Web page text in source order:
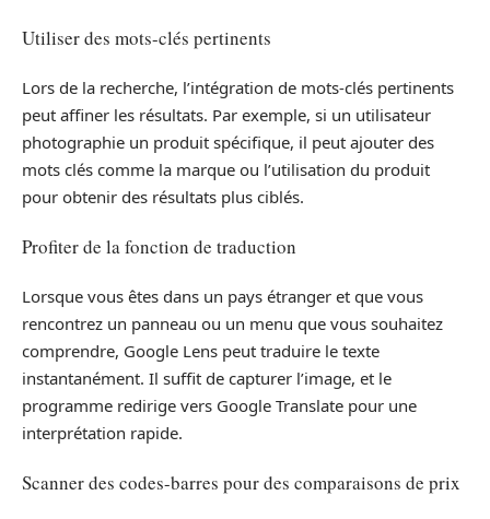
Utiliser des mots-clés pertinents
Lors de la recherche, l’intégration de mots-clés pertinents
peut affiner les résultats. Par exemple, si un utilisateur
photographie un produit spécifique, il peut ajouter des
mots clés comme la marque ou l’utilisation du produit
pour obtenir des résultats plus ciblés.
Profiter de la fonction de traduction
Lorsque vous êtes dans un pays étranger et que vous
rencontrez un panneau ou un menu que vous souhaitez
comprendre, Google Lens peut traduire le texte
instantanément. Il suffit de capturer l’image, et le
programme redirige vers Google Translate pour une
interprétation rapide.
Scanner des codes-barres pour des comparaisons de prix